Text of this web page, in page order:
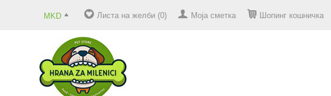
MKD Листа на желби (0) Моја сметка Шопинг кошничка